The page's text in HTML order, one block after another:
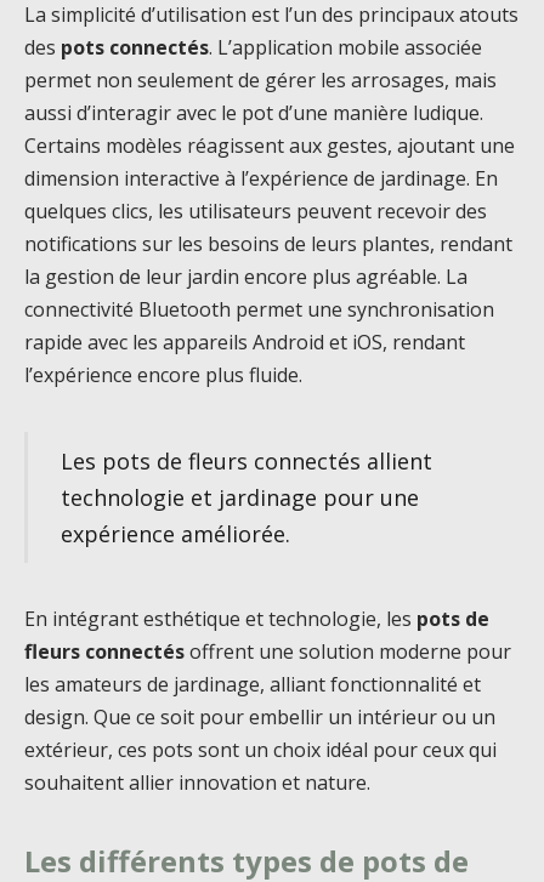
La simplicité d’utilisation est l’un des principaux atouts
des pots connectés. L’application mobile associée
permet non seulement de gérer les arrosages, mais
aussi d’interagir avec le pot d’une manière ludique.
Certains modèles réagissent aux gestes, ajoutant une
dimension interactive à l’expérience de jardinage. En
quelques clics, les utilisateurs peuvent recevoir des
notifications sur les besoins de leurs plantes, rendant
la gestion de leur jardin encore plus agréable. La
connectivité Bluetooth permet une synchronisation
rapide avec les appareils Android et iOS, rendant
l’expérience encore plus fluide.
Les pots de fleurs connectés allient
technologie et jardinage pour une
expérience améliorée.
En intégrant esthétique et technologie, les pots de
fleurs connectésoffrent une solution moderne pour
les amateurs de jardinage, alliant fonctionnalité et
design. Que ce soit pour embellir un intérieur ou un
extérieur, ces pots sont un choix idéal pour ceux qui
souhaitent allier innovation et nature.
Les différents types de pots de